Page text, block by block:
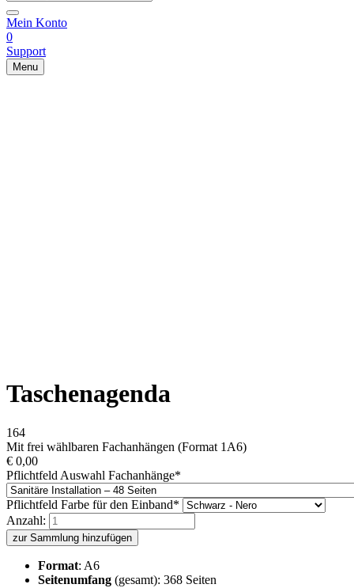
Mein Konto
0
Support
Menu
Taschenagenda
164
Mit frei wählbaren Fachanhängen (Format 1A6)
€ 0,00
Pflichtfeld Auswahl Fachanhänge*
Pflichtfeld Farbe für den Einband*
Anzahl:
zur Sammlung hinzufügen
Format: A6
Seitenumfang (gesamt): 368 Seiten